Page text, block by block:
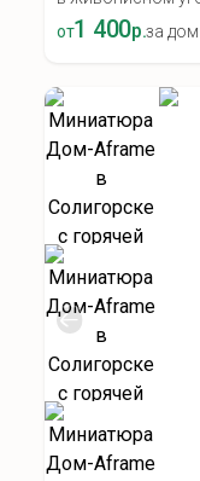
от1 400р.за дом